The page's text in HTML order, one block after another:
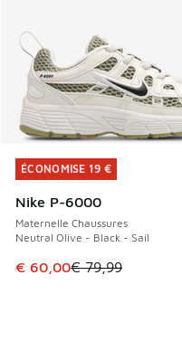
ÉCONOMISE 19 €
Nike P-6000
Maternelle Chaussures
Neutral Olive - Black - Sail
Cet article est en
€ 60,00€ 79,99
ÉCONOMISE 19 €